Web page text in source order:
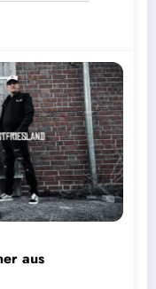
aus